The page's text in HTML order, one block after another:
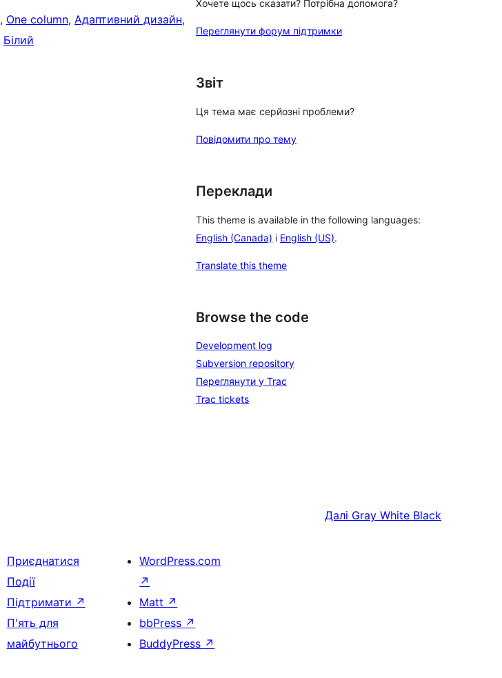
, One column, Адаптивний дизайн
Білий
Хочете щось сказати? Потрібна допомога?
Переглянути форум підтримки
Звіт
Ця тема має серйозні проблеми?
Повідомити про тему
Переклади
This theme is available in the following languages:
English (Canada) і English (US).
Translate this theme
Browse the code
Development log
Subversion repository
Переглянути у Trac
Trac tickets
Далі Gray White Black
Приєднатися
Події
Підтримати ↗
П'ять для
майбутнього
WordPress.com
↗
Matt ↗
bbPress ↗
BuddyPress ↗